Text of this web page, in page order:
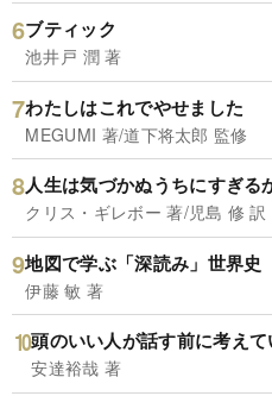
ブティック
池井戸 潤 著
わたしはこれでやせました
MEGUMI 著/道下将太郎 監修
人生は気づかぬうちにすぎる
クリス・ギレボー 著/児島 修 訳
地図で学ぶ「深読み」世界史
伊藤 敏 著
頭のいい人が話す前に考えて
安達裕哉 著